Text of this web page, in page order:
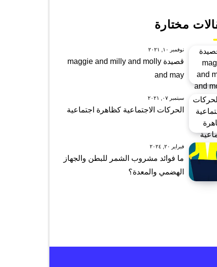
مختارة
نوفمبر ١٠, ٢٠٢١
قصيدة maggie and milly and molly
and may
سبتمبر ٠٧, ٢٠٢١
الحركات الاجتماعية كظاهرة اجتماعية
فبراير ٢٠, ٢٠٢٤
ما فوائد مشروب الشمر للبطن والجهاز
الهضمي والمعدة؟